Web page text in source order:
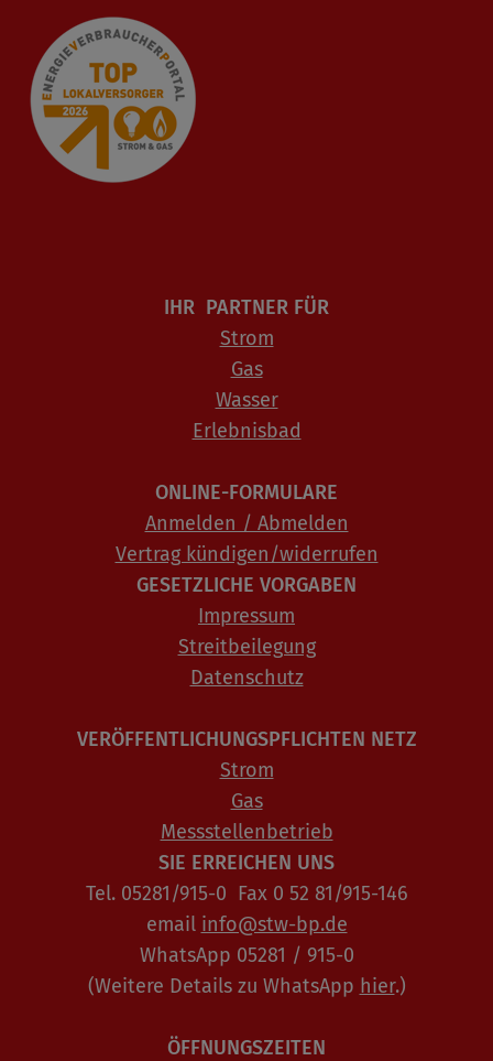
IHR PARTNER FÜR
Strom
Gas
Wasser
Erlebnisbad
ONLINE-FORMULARE
Anmelden / Abmelden
Vertrag kündigen/widerrufen
GESETZLICHE VORGABEN
Impressum
Streitbeilegung
Datenschutz
VERÖFFENTLICHUNGSPFLICHTEN NETZ
Strom
Gas
Messstellenbetrieb
SIE ERREICHEN UNS
Tel. 05281/915-0 Fax 0 52 81/915-146
email info@stw-bp.de
WhatsApp 05281 / 915-0
(Weitere Details zu WhatsApp hier.)
ÖFFNUNGSZEITEN